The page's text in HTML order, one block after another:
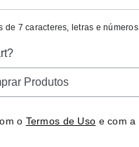
de 7 caracteres, letras e números
Produtos
o Termos de Uso e com a